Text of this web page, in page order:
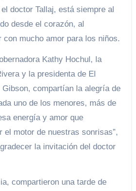
doctor Tallaj, está siempre al
desde el corazón, al
con mucho amor para los niños.
Kathy Hochul, la
y la presidenta de El
compartían la alegría de
uno de los menores, más de
energía y amor que
el motor de nuestras sonrisas”,
la invitación del doctor
compartieron una tarde de